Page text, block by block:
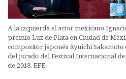
A la izquierda el actor mexicano
premio Luz de Plata en Ciudad de
compositor japonés Ryuichi
del jurado del Festival Internacional
de 2018. EFE